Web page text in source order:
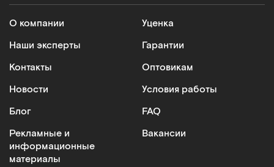
О компании
Наши эксперты
Контакты
Новости
Блог
Рекламные и
информационные
материалы
Уценка
Гарантии
Оптовикам
Условия работы
FAQ
Вакансии